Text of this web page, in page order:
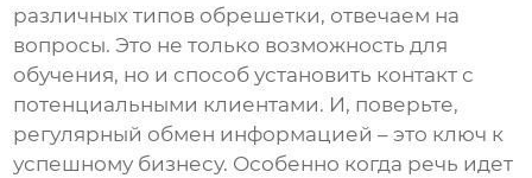
различных типов обрешетки, отвечаем на
вопросы. Это не только возможность для
обучения, но и способ установить контакт с
потенциальными клиентами. И, поверьте,
регулярный обмен информацией – это ключ к
успешному бизнесу. Особенно когда речь идет